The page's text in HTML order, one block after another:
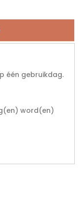
één gebruikdag.
word(en)